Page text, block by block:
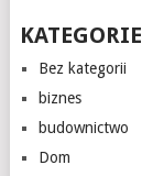
KATEGORIE
Bez kategorii
biznes
budownictwo
Dom